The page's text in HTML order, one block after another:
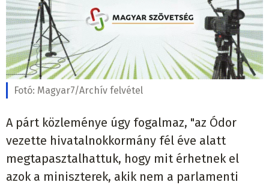
Fotó: Magyar7/Archív felvétel
A párt közleménye úgy fogalmaz, "az Ódor
vezette hivatalnokkormány fél éve alatt
megtapasztalhattuk, hogy mit érhetnek el
azok a miniszterek, akik nem a parlamenti